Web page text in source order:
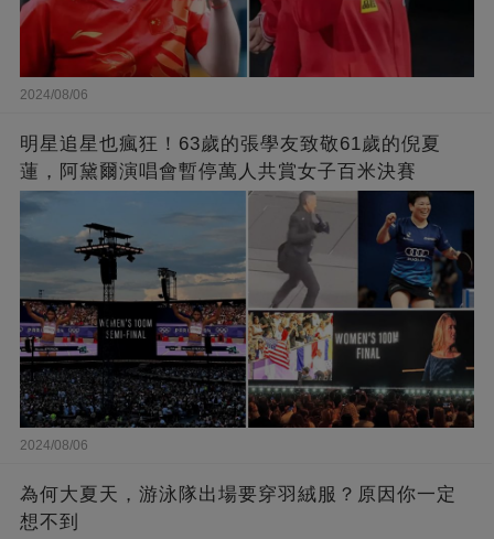
2024/08/06
明星追星也瘋狂！63歲的張學友致敬61歲的倪夏
蓮，阿黛爾演唱會暫停萬人共賞女子百米決賽
2024/08/06
為何大夏天，游泳隊出場要穿羽絨服？原因你一定
想不到